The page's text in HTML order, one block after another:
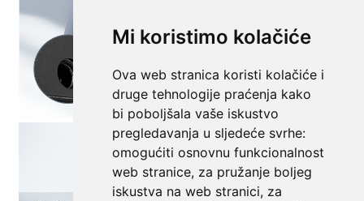
Mi koristimo kolačiće
Ova web stranica koristi kolačiće i
druge tehnologije praćenja kako
bi poboljšala vaše iskustvo
pregledavanja u sljedeće svrhe:
omogućiti osnovnu funkcionalnost
web stranice, za pružanje boljeg
iskustva na web stranici, za